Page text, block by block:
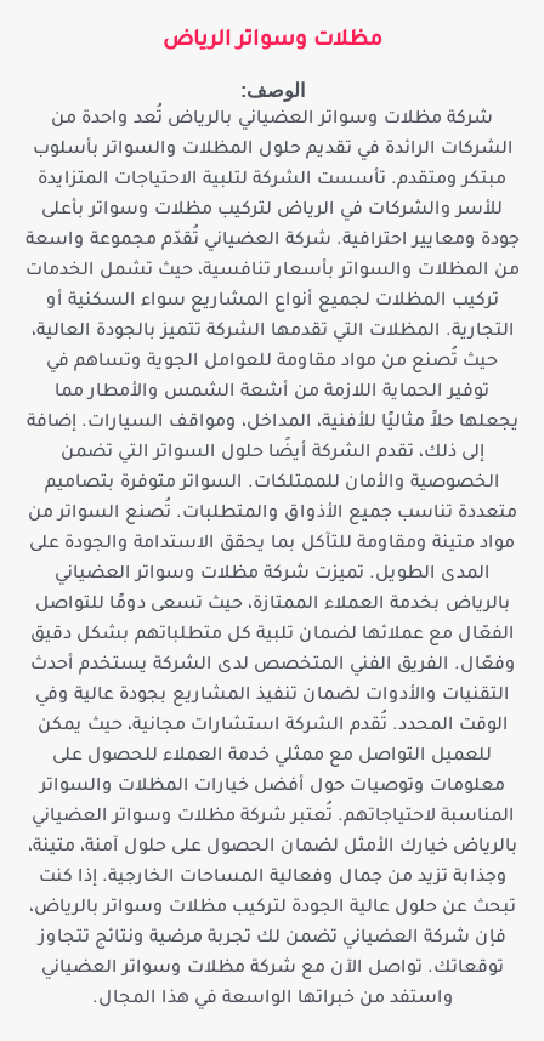
مظلات وسواتر الرياض
الوصف:
شركة مظلات وسواتر العضياني بالرياض تُعد واحدة من
الشركات الرائدة في تقديم حلول المظلات والسواتر بأسلوب
مبتكر ومتقدم. تأسست الشركة لتلبية الاحتياجات المتزايدة
للأسر والشركات في الرياض لتركيب مظلات وسواتر بأعلى
جودة ومعايير احترافية. شركة العضياني تُقدّم مجموعة واسعة
من المظلات والسواتر بأسعار تنافسية، حيث تشمل الخدمات
تركيب المظلات لجميع أنواع المشاريع سواء السكنية أو
التجارية. المظلات التي تقدمها الشركة تتميز بالجودة العالية،
حيث تُصنع من مواد مقاومة للعوامل الجوية وتساهم في
توفير الحماية اللازمة من أشعة الشمس والأمطار مما
يجعلها حلاً مثاليًا للأفنية، المداخل، ومواقف السيارات. إضافة
إلى ذلك، تقدم الشركة أيضًا حلول السواتر التي تضمن
الخصوصية والأمان للممتلكات. السواتر متوفرة بتصاميم
متعددة تناسب جميع الأذواق والمتطلبات. تُصنع السواتر من
مواد متينة ومقاومة للتآكل بما يحقق الاستدامة والجودة على
المدى الطويل. تميزت شركة مظلات وسواتر العضياني
بالرياض بخدمة العملاء الممتازة، حيث تسعى دومًا للتواصل
الفعّال مع عملائها لضمان تلبية كل متطلباتهم بشكل دقيق
وفعّال. الفريق الفني المتخصص لدى الشركة يستخدم أحدث
التقنيات والأدوات لضمان تنفيذ المشاريع بجودة عالية وفي
الوقت المحدد. تُقدم الشركة استشارات مجانية، حيث يمكن
للعميل التواصل مع ممثلي خدمة العملاء للحصول على
معلومات وتوصيات حول أفضل خيارات المظلات والسواتر
المناسبة لاحتياجاتهم. تُعتبر شركة مظلات وسواتر العضياني
بالرياض خيارك الأمثل لضمان الحصول على حلول آمنة، متينة،
وجذابة تزيد من جمال وفعالية المساحات الخارجية. إذا كنت
تبحث عن حلول عالية الجودة لتركيب مظلات وسواتر بالرياض،
فإن شركة العضياني تضمن لك تجربة مرضية ونتائج تتجاوز
توقعاتك. تواصل الآن مع شركة مظلات وسواتر العضياني
واستفد من خبراتها الواسعة في هذا المجال.